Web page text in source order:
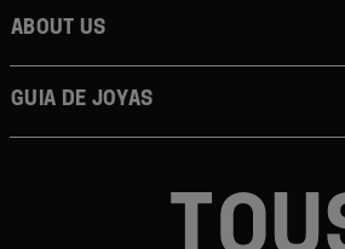
About us
Guia de joyas